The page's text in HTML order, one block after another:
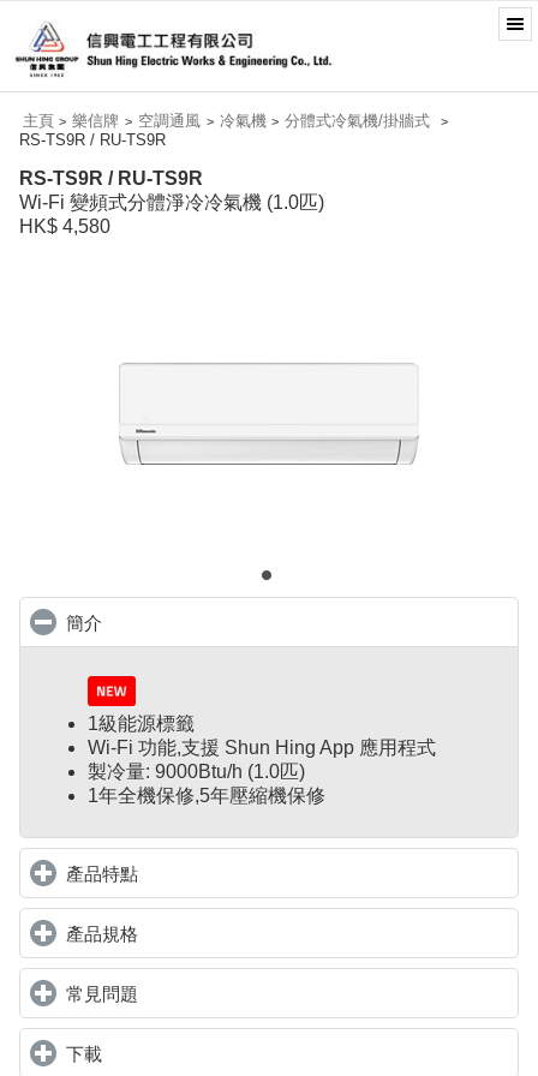
主頁 > 樂信牌 > 空調通風 > 冷氣機 > 分體式冷氣機/掛牆式 >
RS-TS9R / RU-TS9R
RS-TS9R / RU-TS9R
Wi-Fi 變頻式分體淨冷冷氣機 (1.0匹)
HK$ 4,580
簡介
1級能源標籤
Wi-Fi 功能,支援 Shun Hing App 應用程式
製冷量: 9000Btu/h (1.0匹)
1年全機保修,5年壓縮機保修
產品特點click to expand contents
產品規格
常見問題
下載click to expand contents